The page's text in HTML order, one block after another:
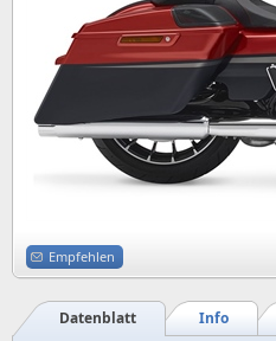
Empfehlen
Info
Datenblatt